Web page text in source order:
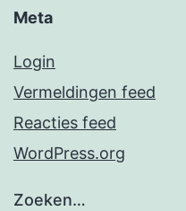
Meta
Login
Vermeldingen feed
Reacties feed
WordPress.org
Zoeken…